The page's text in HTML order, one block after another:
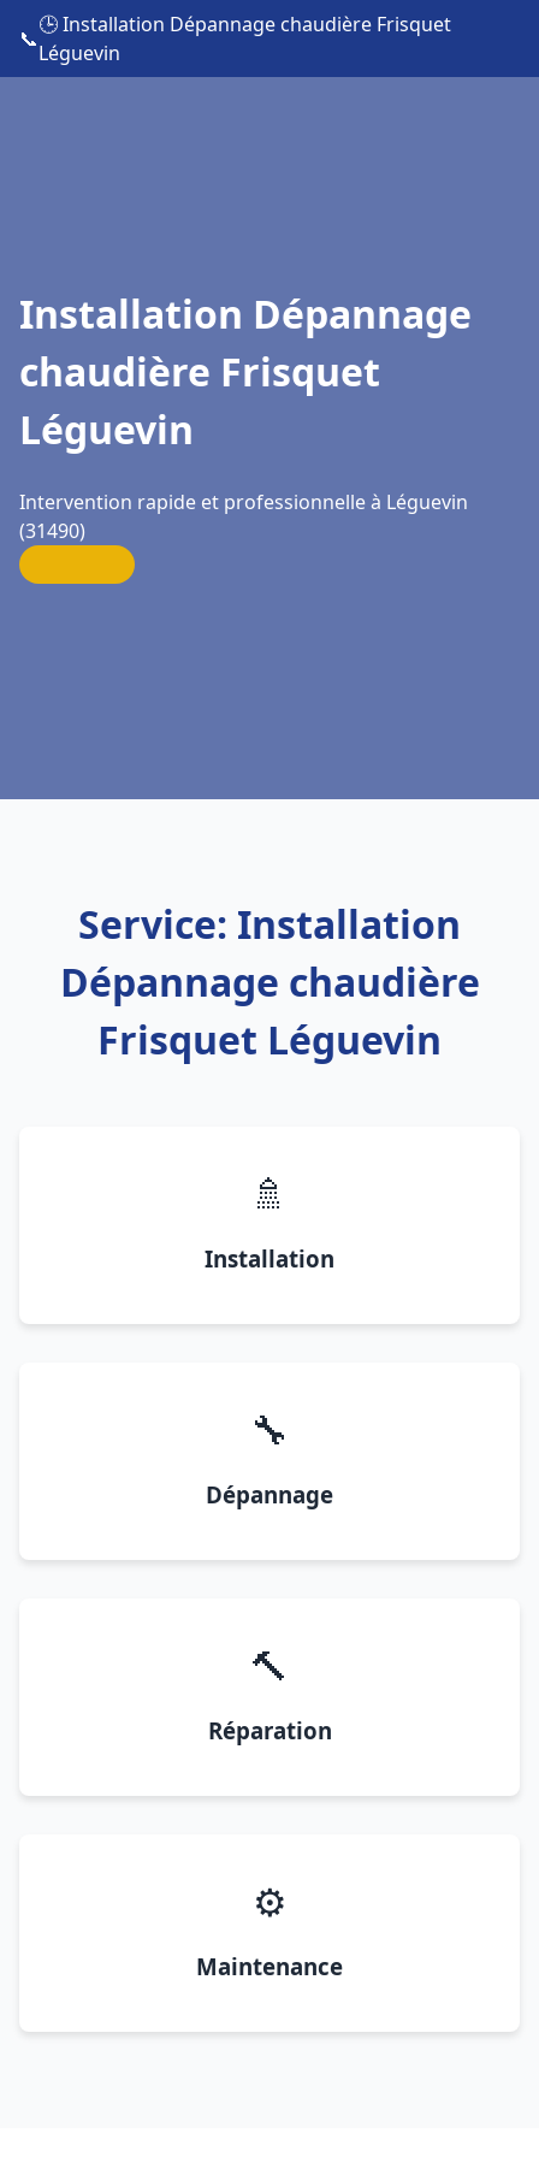
📞
🕒 Installation Dépannage chaudière Frisquet
Léguevin
Installation Dépannage
chaudière Frisquet
Léguevin
Intervention rapide et professionnelle à Léguevin
(31490)
Service: Installation
Dépannage chaudière
Frisquet Léguevin
🚿
Installation
🔧
Dépannage
🔨
Réparation
⚙️
Maintenance